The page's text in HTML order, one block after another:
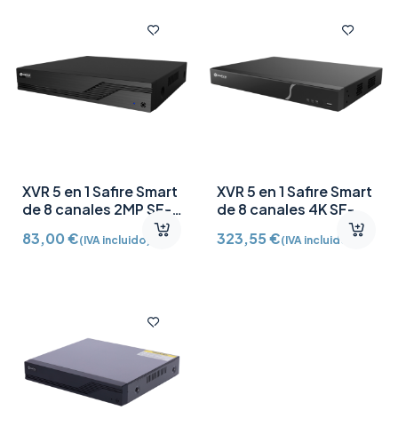
XVR 5 en 1 Safire Smart
de 8 canales 2MP SF-
83,00€(IVA incluido)
XVR 5 en 1 Safire Smart
de 8 canales 4K SF-
323,55€(IVA incluido)